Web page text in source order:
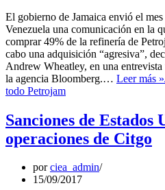
El gobierno de Jamaica envió el
Venezuela una comunicación en la
comprar 49% de la refinería de
cabo una adquisición “agresiva”,
Andrew Wheatley, en una
la agencia Bloomberg.… Leer más »
todo Petrojam
Sanciones de Estados
operaciones de Citgo
porciea_admin
15/09/2017